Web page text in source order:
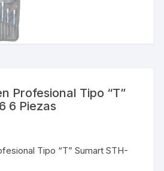
Profesional Tipo “T”
6 Piezas
Tipo “T” Sumart STH-